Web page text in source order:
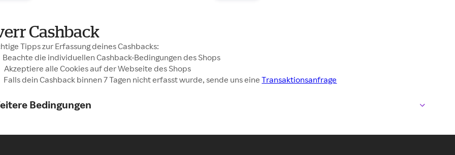
Cashback
Tipps zur Erfassung deines Cashbacks:
die individuellen Cashback-Bedingungen des Shops
alle Cookies auf der Webseite des Shops
dein Cashback binnen 7 Tagen nicht erfasst wurde, sende uns eineTransaktionsanfrage
Bedingungen